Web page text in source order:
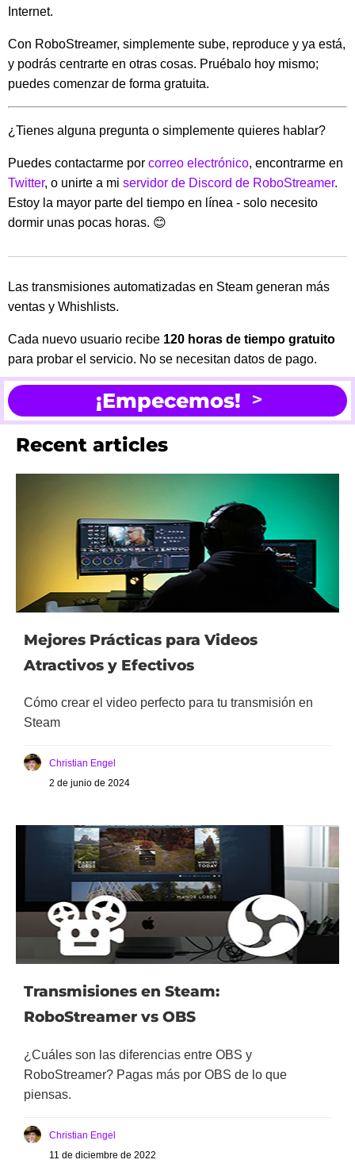
Internet.
Con RoboStreamer, simplemente sube, reproduce y ya está,
y podrás centrarte en otras cosas. Pruébalo hoy mismo;
puedes comenzar de forma gratuita.
¿Tienes alguna pregunta o simplemente quieres hablar?
Puedes contactarme por correo electrónico, encontrarme en
Twitter, o unirte a mi servidor de Discord de RoboStreamer.
Estoy la mayor parte del tiempo en línea - solo necesito
dormir unas pocas horas. 😊
Las transmisiones automatizadas en Steam generan más
ventas y Whishlists.
Cada nuevo usuario recibe 120 horas de tiempo gratuito
para probar el servicio. No se necesitan datos de pago.
¡Empecemos!
Recent articles
Mejores Prácticas para Videos
Atractivos y Efectivos
Cómo crear el video perfecto para tu transmisión en
Steam
Christian Engel
2 de junio de 2024
Transmisiones en Steam:
RoboStreamer vs OBS
¿Cuáles son las diferencias entre OBS y
RoboStreamer? Pagas más por OBS de lo que
piensas.
Christian Engel
11 de diciembre de 2022